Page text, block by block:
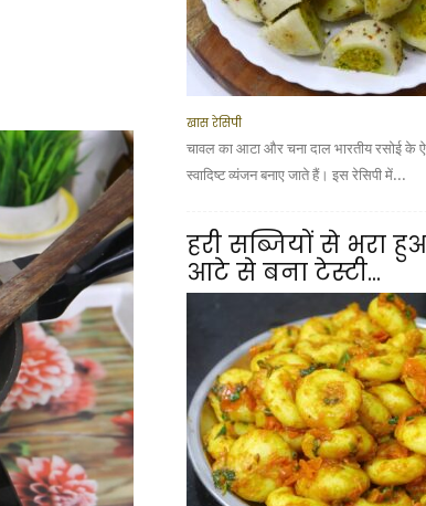
खास रेसिपी
चावल का आटा और चना दाल भारतीय रसोई के
स्वादिष्ट व्यंजन बनाए जाते हैं। इस रेसिपी में...
हरी सब्जियों से भरा
आटे से बना टेस्टी...